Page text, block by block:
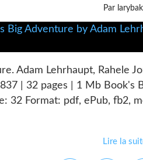
Par
Adam Lehrhaupt, Rahele
| 32 pages | 1 Mb Book's
32 Format: pdf, ePub, fb2,
Lire la